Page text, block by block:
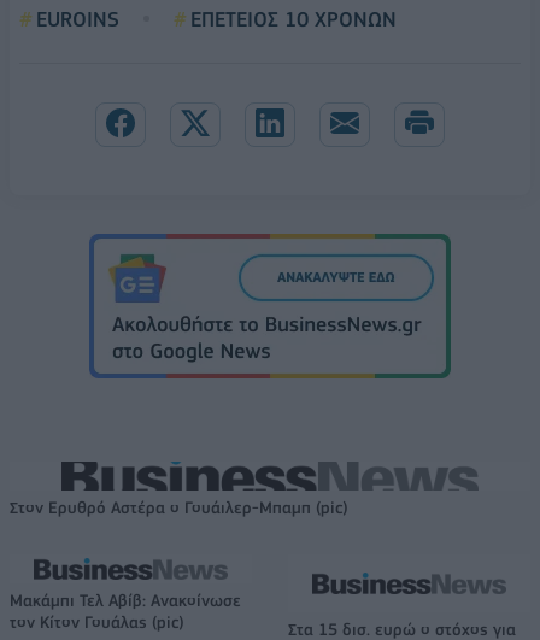
EUROINS ΕΠΕΤΕΙΟΣ 10 ΧΡΟΝΩΝ
Στον Ερυθρό Αστέρα ο Γουάιλερ-Μπαμπ (pic)
Μακάμπι Τελ Αβίβ: Ανακοίνωσε
τον Κίτον Γουάλας (pic)
Στα 15 δισ. ευρώ ο στόχος για